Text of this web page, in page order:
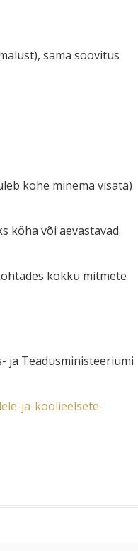
sama soovitus
kohe minema visata)
köha või aevastavad
kokku mitmete
ja Teadusministeeriumi
ja-koolieelsete-